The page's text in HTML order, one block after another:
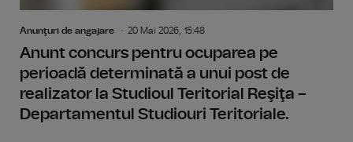
Anunţuri de angajare 20 Mai 2026, 15:48
Anunt concurs pentru ocuparea pe
perioadă determinată a unui post de
realizator la Studioul Teritorial Reşiţa –
Departamentul Studiouri Teritoriale.